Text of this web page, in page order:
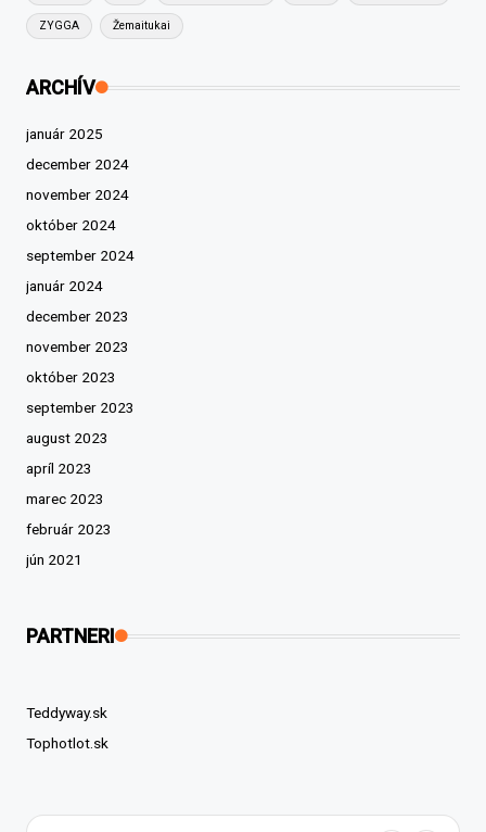
ZYGGA Žemaitukai
ARCHÍV
január 2025
december 2024
november 2024
október 2024
september 2024
január 2024
december 2023
november 2023
október 2023
september 2023
august 2023
apríl 2023
marec 2023
február 2023
jún 2021
PARTNERI
Teddyway.sk
Tophotlot.sk